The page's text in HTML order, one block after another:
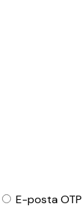
E-posta OTP